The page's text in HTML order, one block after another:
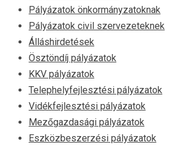
Pályázatok önkormányzatoknak
Pályázatok civil szervezeteknek
Álláshirdetések
Ösztöndíj pályázatok
KKV pályázatok
Telephelyfejlesztési pályázatok
Vidékfejlesztési pályázatok
Mezőgazdasági pályázatok
Eszközbeszerzési pályázatok